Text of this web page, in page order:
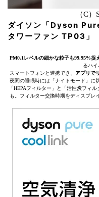
（C
ダイソン「Dyson
タワーファン TP03」
PM0.1レベルの細かな粒子も99.95%捉
るハイ
スマートフォンと連携でき、 アプリで
夜間の睡眠時には「ナイトモード」に
「HEPAフィルター」と「活性炭フィル
も。フィルター交換時期をディスプレ